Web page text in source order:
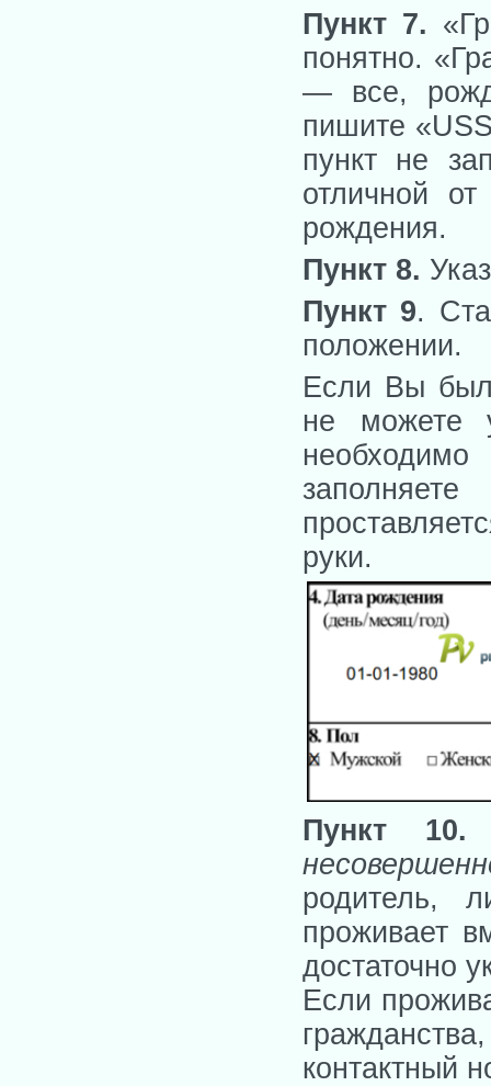
Пункт 7.
понятно.
— все,
пишите
пункт не
отличной
рождения.
Пункт 8.
Пункт 9.
положении.
Если Вы
не можете
руки.
Пункт
родитель,
проживает
достаточно
Если
контактный